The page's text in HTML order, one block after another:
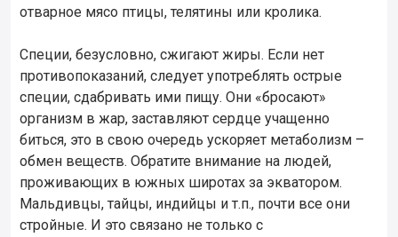
отварное мясо птицы, телятины или кролика.
Специи, безусловно, сжигают жиры. Если нет
противопоказаний, следует употреблять острые
специи, сдабривать ими пищу. Они «бросают»
организм в жар, заставляют сердце учащенно
биться, это в свою очередь ускоряет метаболизм –
обмен веществ. Обратите внимание на людей,
проживающих в южных широтах за экватором.
Мальдивцы, тайцы, индийцы и т.п., почти все они
стройные. И это связано не только с